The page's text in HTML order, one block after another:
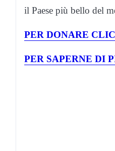
il Paese più bello del
PER DONARE
PER SAPERNE DI